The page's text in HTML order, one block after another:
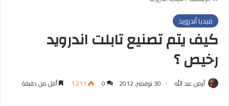
ميديا أندرويد
كيف يتم تصنيع تابلت اندرويد
رخيص ؟
أيمن عبد الله 30 نوفمبر, 2012 0 1٬211 أقل من دقيقة